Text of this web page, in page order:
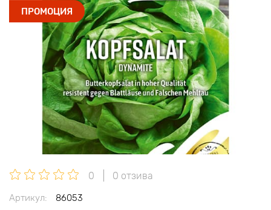
ПРОМОЦИЯ
0 0 отзива
Артикул:
86053